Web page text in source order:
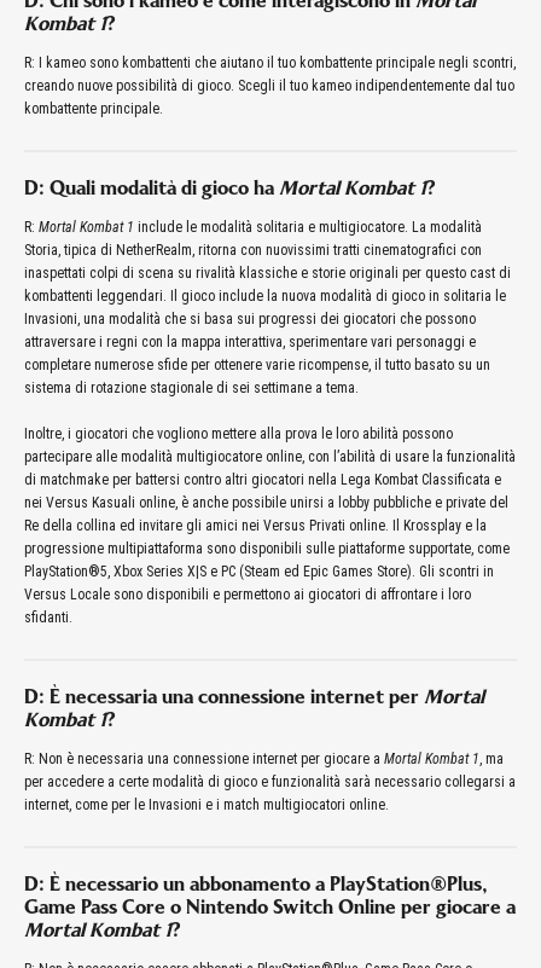
Kombat 1?
R: I kameo sono kombattenti che aiutano il tuo kombattente principale negli scontri,
creando nuove possibilità di gioco. Scegli il tuo kameo indipendentemente dal tuo
kombattente principale.
D: Quali modalità di gioco ha Mortal Kombat 1?
R: Mortal Kombat 1 include le modalità solitaria e multigiocatore. La modalità
Storia, tipica di NetherRealm, ritorna con nuovissimi tratti cinematografici con
inaspettati colpi di scena su rivalità klassiche e storie originali per questo cast di
kombattenti leggendari. Il gioco include la nuova modalità di gioco in solitaria le
Invasioni, una modalità che si basa sui progressi dei giocatori che possono
attraversare i regni con la mappa interattiva, sperimentare vari personaggi e
completare numerose sfide per ottenere varie ricompense, il tutto basato su un
sistema di rotazione stagionale di sei settimane a tema.
Inoltre, i giocatori che vogliono mettere alla prova le loro abilità possono
partecipare alle modalità multigiocatore online, con l’abilità di usare la funzionalità
di matchmake per battersi contro altri giocatori nella Lega Kombat Classificata e
nei Versus Kasuali online, è anche possibile unirsi a lobby pubbliche e private del
Re della collina ed invitare gli amici nei Versus Privati online. Il Krossplay e la
progressione multipiattaforma sono disponibili sulle piattaforme supportate, come
PlayStation®5, Xbox Series X|S e PC (Steam ed Epic Games Store). Gli scontri in
Versus Locale sono disponibili e permettono ai giocatori di affrontare i loro
sfidanti.
D: È necessaria una connessione internet per Mortal
Kombat 1?
R: Non è necessaria una connessione internet per giocare a Mortal Kombat 1, ma
per accedere a certe modalità di gioco e funzionalità sarà necessario collegarsi a
internet, come per le Invasioni e i match multigiocatori online.
D: È necessario un abbonamento a PlayStation®Plus,
Game Pass Core o Nintendo Switch Online per giocare a
Mortal Kombat 1?